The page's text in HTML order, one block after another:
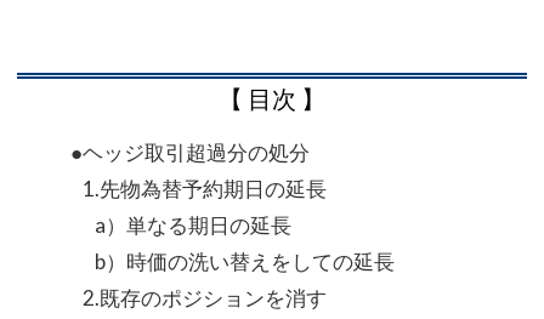
【 目次 】
●ヘッジ取引超過分の処分
1.先物為替予約期日の延長
a）単なる期日の延長
b）時価の洗い替えをしての延長
2.既存のポジションを消す